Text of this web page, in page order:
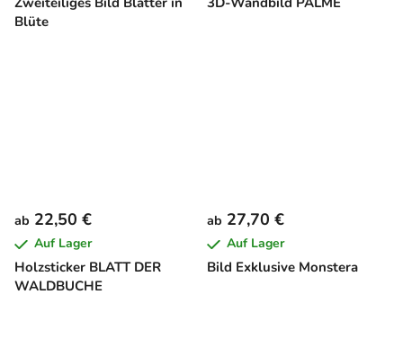
Blüte
Holzsticker BLATT DER
WALDBUCHE
ab 22,50 €
Auf Lager
Bild Exklusive Monstera
ab 27,70 €
Auf Lager